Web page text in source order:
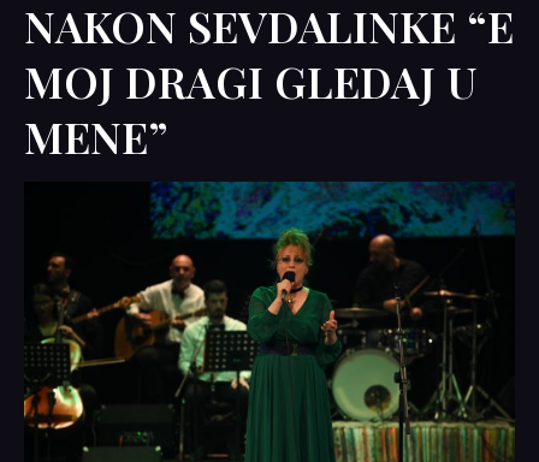
NAKON SEVDALINKE “E
MOJ DRAGI GLEDAJ U
MENE”